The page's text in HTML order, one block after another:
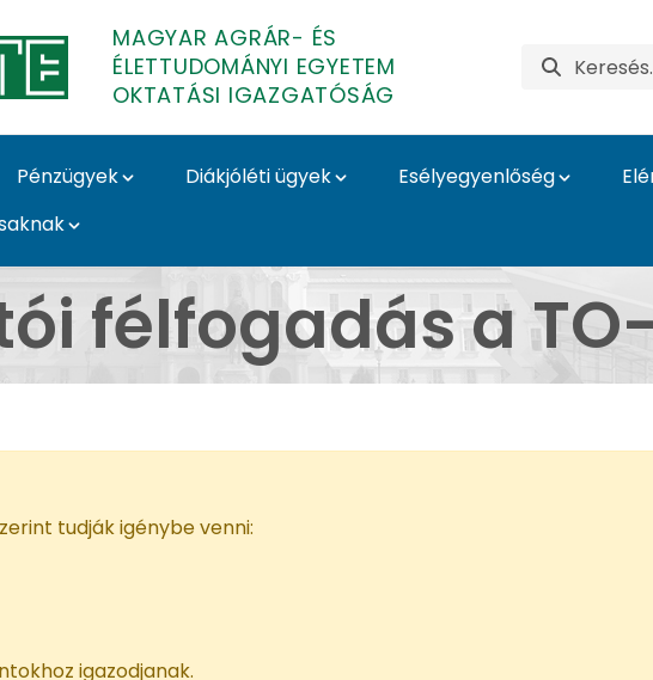
MAGYAR AGRÁR- ÉS
ÉLETTUDOMÁNYI EGYETEM
OKTATÁSI IGAZGATÓSÁG
Pénzügyek Diákjóléti ügyek Esélyegyenlőség
n - MATE Oktatási
félfogadás a
tudják igénybe venni:
igazodjanak.